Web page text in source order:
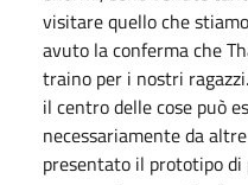
visitare quello che
avuto la conferma che
traino per i nostri
il centro delle cose può
necessariamente da
presentato il prototipo